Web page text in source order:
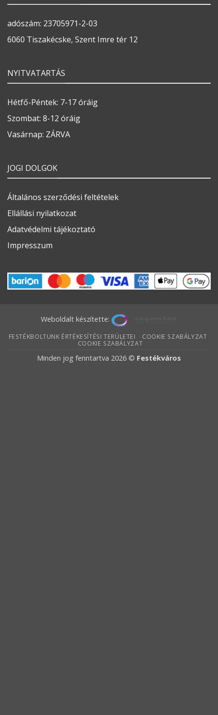
adószám: 23705971-2-03
6060 Tiszakécske, Szent Imre tér 12
NYITVATARTÁS
Hétfő-Péntek: 7-17 óráig
Szombat: 8-12 óráig
Vasárnap: ZÁRVA
JOGI DOLGOK
Általános szerződési feltételek
Ellállási nyilatkozat
Adatvédelmi tájékoztató
Impresszum
Weboldalt készítette:
FESTÉKBOLTUNK ÉRTÉKESÍTÉSI TERÜLETEI
COOKIE SZABÁLYZAT
COOKIE SZABÁLYZAT
Minden jog fenntartva 2026 © Festékváros